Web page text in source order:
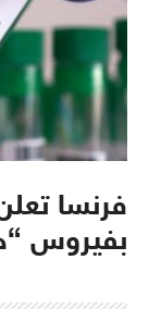
فرنسا
بفيروس